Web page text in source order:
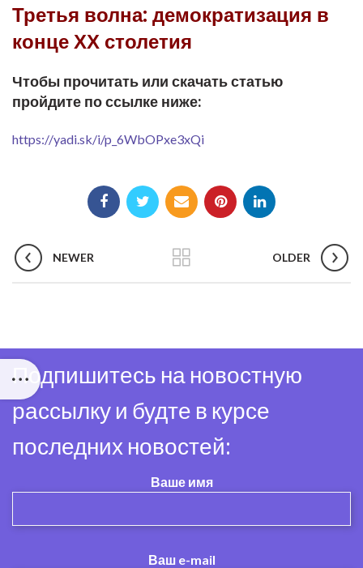
Третья волна: демократизация в
конце ХХ столетия
Чтобы прочитать или скачать статью
пройдите по ссылке ниже:
https://yadi.sk/i/p_6WbOPxe3xQi
NEWER OLDER
Подпишитесь на новостную
рассылку и будте в курсе
последних новостей:
Ваше имя
Ваш e-mail